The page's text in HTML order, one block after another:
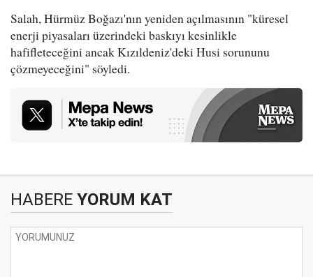
Salah, Hürmüz Boğazı'nın yeniden açılmasının "küresel
enerji piyasaları üzerindeki baskıyı kesinlikle
hafifleteceğini ancak Kızıldeniz'deki Husi sorununu
çözmeyeceğini" söyledi.
HABERE YORUM KAT